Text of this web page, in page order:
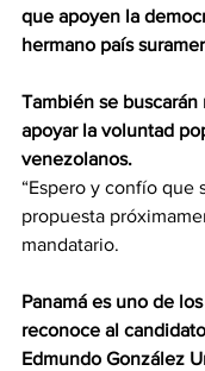
que apoyen la
hermano país
También se buscarán
apoyar la voluntad
venezolanos.
“Espero y confío que
propuesta
mandatario.
Panamá es uno de
reconoce al
Edmundo González